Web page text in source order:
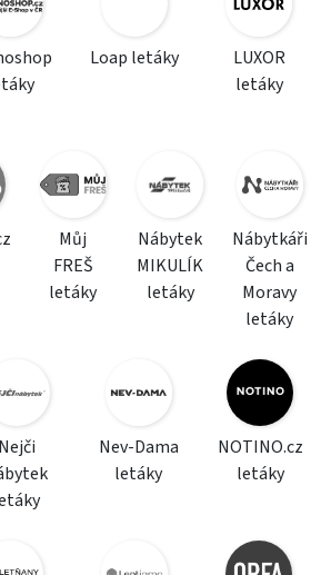
Loap letáky
LUXOR
letáky
Můj
FREŠ
letáky
Nábytek
MIKULÍK
letáky
Nábytkáři
Čech a
Moravy
letáky
Nejči
Nev-Dama
letáky
NOTINO.cz
letáky